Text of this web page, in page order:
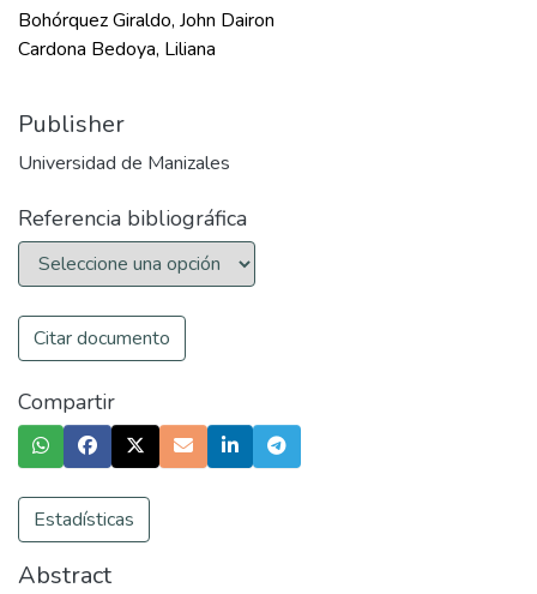
Bohórquez Giraldo, John Dairon
Cardona Bedoya, Liliana
Publisher
Universidad de Manizales
Referencia bibliográfica
Citar documento
Compartir
Estadísticas
Abstract